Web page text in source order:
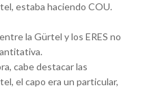
estaba haciendo COU.
la Gürtel y los ERES no
cabe destacar las
el capo era un particular,